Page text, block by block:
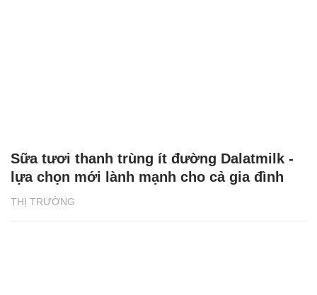
THỊ TRƯỜNG
Sữa tươi thanh trùng ít đường Dalatmilk -
lựa chọn mới lành mạnh cho cả gia đình